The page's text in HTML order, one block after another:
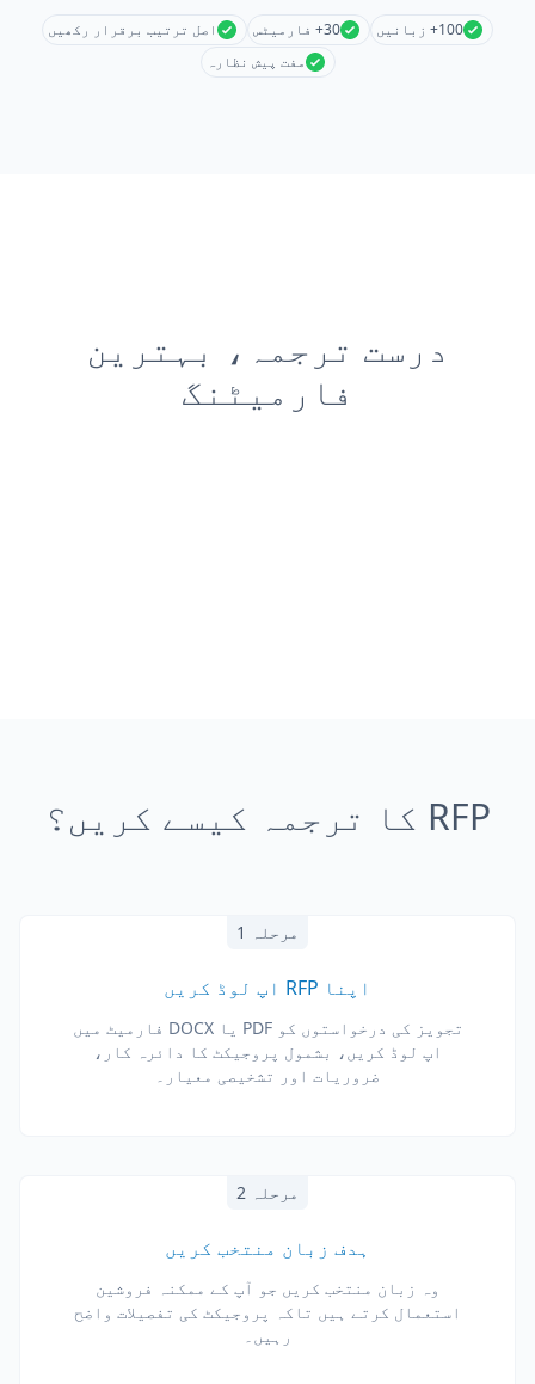
100+ زبانیں 30+ فارمیٹس
اصل ترتیب برقرار رکھیں
مفت پیش نظارہ
درست ترجمہ، بہترین
فارمیٹنگ
RFP کا ترجمہ کیسے کریں؟
مرحلہ 1
اپنا RFP اپ لوڈ کریں
تجویز کی درخواستوں کو PDF یا DOCX فارمیٹ میں
اپ لوڈ کریں، بشمول پروجیکٹ کا دائرہ کار،
ضروریات اور تشخیصی معیار۔
مرحلہ 2
ہدف زبان منتخب کریں
وہ زبان منتخب کریں جو آپ کے ممکنہ فروشین
استعمال کرتے ہیں تاکہ پروجیکٹ کی تفصیلات واضح
رہیں۔